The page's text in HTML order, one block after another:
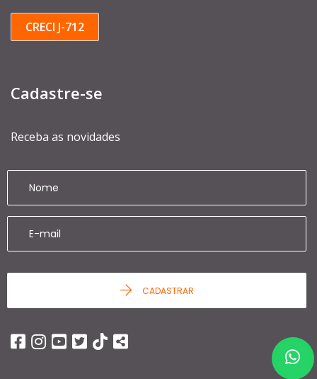
CRECI J-712
Cadastre-se
Receba as novidades
CADASTRAR